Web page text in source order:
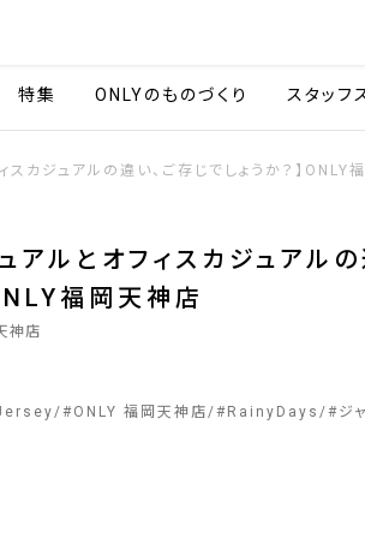
特集 ONLYのものづくり スタッフ
スカジュアルの違い、ご存じでしょうか？】ONLY
アルとオフィスカジュアル
福岡天神店
神店
#ONLY 福岡天神店 # RainyDays #ジ